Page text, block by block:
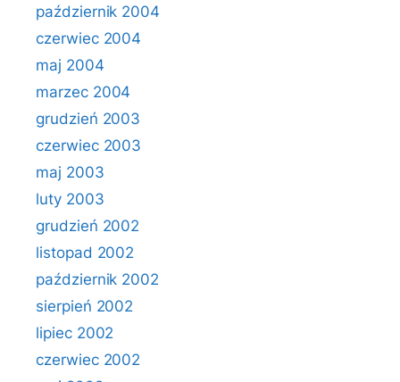
październik 2004
czerwiec 2004
maj 2004
marzec 2004
grudzień 2003
czerwiec 2003
maj 2003
luty 2003
grudzień 2002
listopad 2002
październik 2002
sierpień 2002
lipiec 2002
czerwiec 2002